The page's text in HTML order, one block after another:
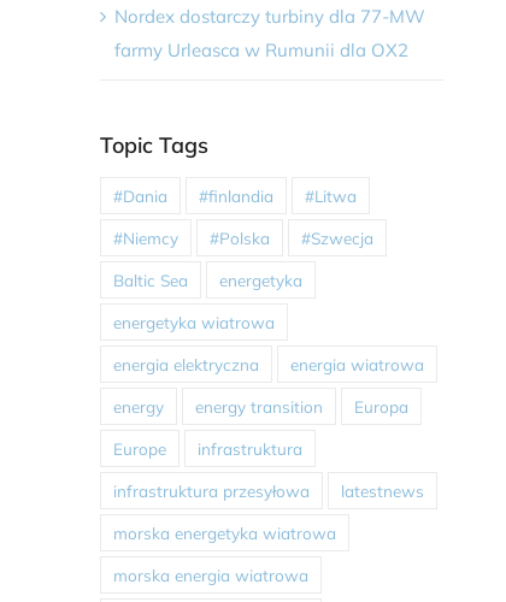
Nordex dostarczy turbiny dla 77-MW
farmy Urleasca w Rumunii dla OX2
Topic Tags
#Dania #finlandia #Litwa
#Niemcy #Polska #Szwecja
Baltic Sea energetyka
energetyka wiatrowa
energia elektryczna energia wiatrowa
energy energy transition Europa
Europe infrastruktura
infrastruktura przesyłowa latestnews
morska energetyka wiatrowa
morska energia wiatrowa